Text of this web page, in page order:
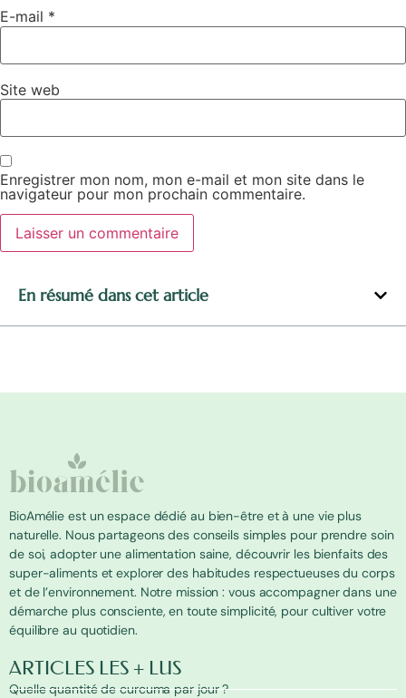
E-mail *
Site web
Enregistrer mon nom, mon e-mail et mon site dans le
navigateur pour mon prochain commentaire.
En résumé dans cet article
BioAmélie est un espace dédié au bien-être et à une vie plus
naturelle. Nous partageons des conseils simples pour prendre soin
de soi, adopter une alimentation saine, découvrir les bienfaits des
super-aliments et explorer des habitudes respectueuses du corps
et de l’environnement. Notre mission : vous accompagner dans une
démarche plus consciente, en toute simplicité, pour cultiver votre
équilibre au quotidien.
ARTICLES LES + LUS
Quelle quantité de curcuma par jour ?